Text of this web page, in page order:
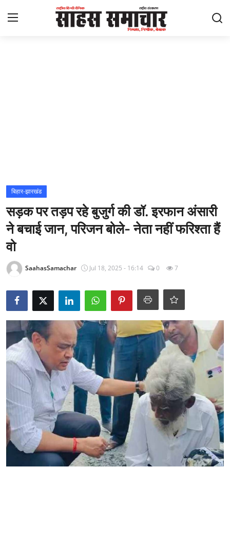
राज्य
अंतराष्ट्रीय
राजनीति
खेल
Epaper
धर्म
लाइफस्टाइल
टेक
बिहार-झारखंड
सड़क पर तड़प रहे बुजुर्ग की डॉ. इरफान अंसारी
ने बचाई जान, परिजन बोले- नेता नहीं फरिश्ता हैं
वो
SaahasSamachar Jul 18, 2025 - 16:14 0 7